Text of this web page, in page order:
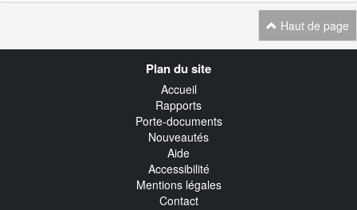
Haut de page
Plan du site
Accueil
Rapports
Porte-documents
Nouveautés
Aide
Accessibilité
Mentions légales
Contact